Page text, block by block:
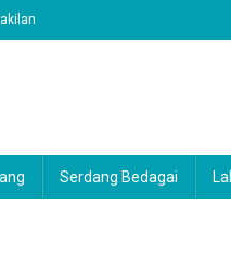
Serdang Bedagai